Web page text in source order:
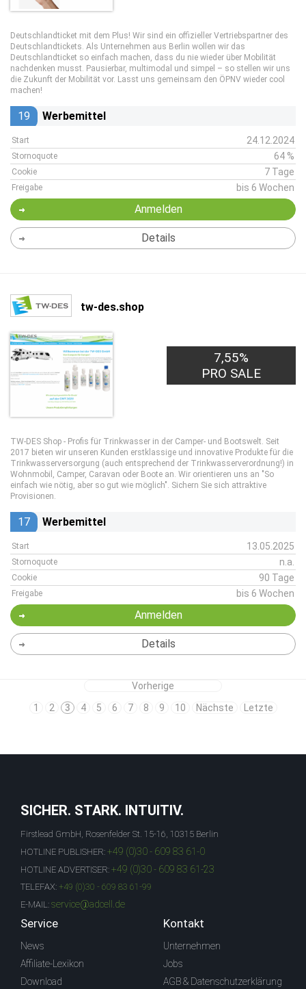
Deutschlandticket mit dem Plus! Wir sind ein offizieller Vertriebspartner des
Deutschlandtickets. Als Unternehmen aus Berlin wollen wir das
Deutschlandticket so einfach machen, dass du nie wieder über Mobilität
nachdenken musst. Pausierbar, multimodal und simpel – so stellen wir uns
die Zukunft der Mobilität vor. Lasst uns gemeinsam den ÖPNV wieder cool
machen!
19 Werbemittel
Start 24.12.2024
Stornoquote 64 %
Cookie 7 Tage
Freigabe bis 6 Wochen
Anmelden
Details
tw-des.shop
7,55%
PRO SALE
TW-DES Shop - Profis für Trinkwasser in der Camper- und Bootswelt. Seit
2017 bieten wir unseren Kunden erstklassige und innovative Produkte für die
Trinkwasserversorgung (auch entsprechend der Trinkwasserverordnung!) in
Wohnmobil, Camper, Caravan oder Boote an. Wir orientieren uns an "So
einfach wie nötig, aber so gut wie möglich". Sichern Sie sich attraktive
Provisionen.
17 Werbemittel
Start 13.05.2025
Stornoquote n.a.
Cookie 90 Tage
Freigabe bis 6 Wochen
Anmelden
Details
Vorherige
1
2 3 4 5 6 7 8 9 10 Nächste Letzte
SICHER. STARK. INTUITIV.
Firstlead GmbH, Rosenfelder St. 15-16, 10315 Berlin
HOTLINE PUBLISHER: +49 (0)30 - 609 83 61-0
HOTLINE ADVERTISER: +49 (0)30 - 609 83 61-23
TELEFAX: +49 (0)30 - 609 83 61-99
E-MAIL: service@adcell.de
Service
News
Affiliate-Lexikon
Download
Kontakt
Unternehmen
Jobs
AGB & Datenschutzerklärung